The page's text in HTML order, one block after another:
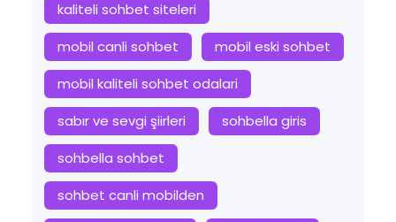
kaliteli sohbet siteleri
mobil canli sohbet
mobil eski sohbet
mobil kaliteli sohbet odalari
sabır ve sevgi şiirleri
sohbella giris
sohbella sohbet
sohbet canli mobilden